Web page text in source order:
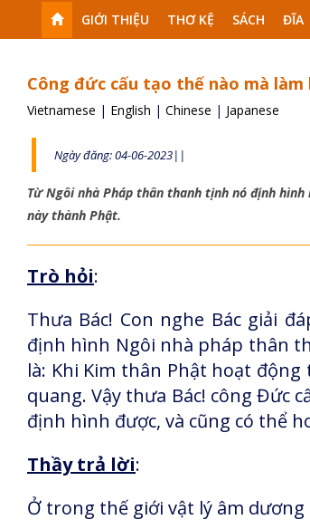
GIỚI THIỆU THƠ KỆ SÁCH ĐĨA
Công đức cấu tạo thế nào mà làm
Vietnamese | English | Chinese | Japanese
Ngày đăng: 04-06-2023||
Từ Ngôi nhà Pháp thân thanh tịnh nó định
này thành Phật.
Trò hỏi:
Thưa Bác! Con nghe Bác giải
định hình Ngôi nhà pháp thân
là: Khi Kim thân Phật hoạt
quang. Vậy thưa Bác! công Đức
định hình được, và cũng có thể
Thầy trả lời:
Ở trong thế giới vật lý âm dương